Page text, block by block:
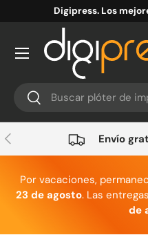
Ir al contenido
Digipress. Los
Buscar
Buscar
Anterior Envío
Por vacaciones,
23 de agosto. Las
de